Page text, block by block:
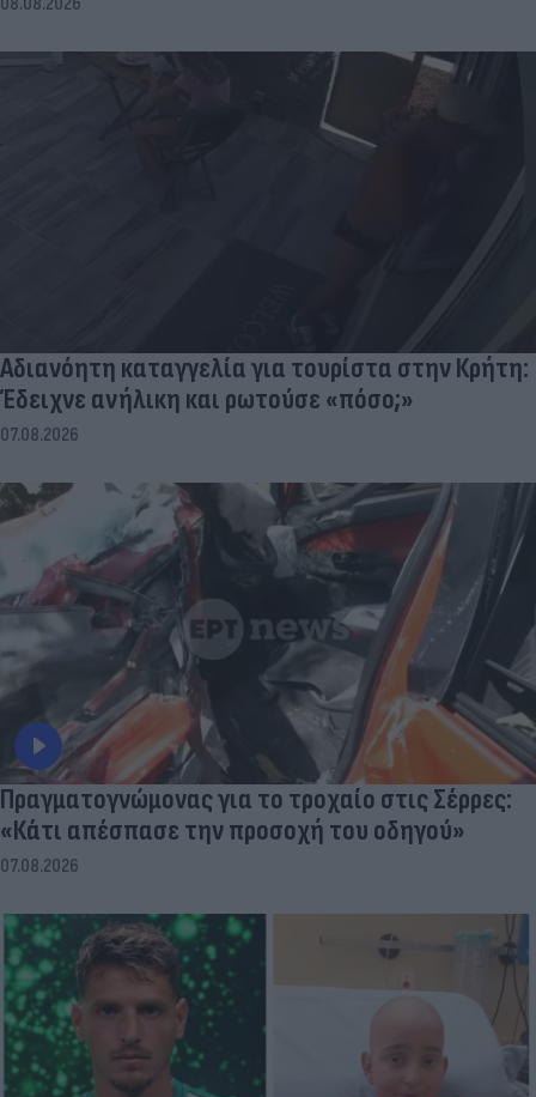
Αδιανόητη καταγγελία για τουρίστα στην Κρήτη:
Έδειχνε ανήλικη και ρωτούσε «πόσο;»
07.08.2026
Πραγματογνώμονας για το τροχαίο στις Σέρρες:
«Κάτι απέσπασε την προσοχή του οδηγού»
07.08.2026